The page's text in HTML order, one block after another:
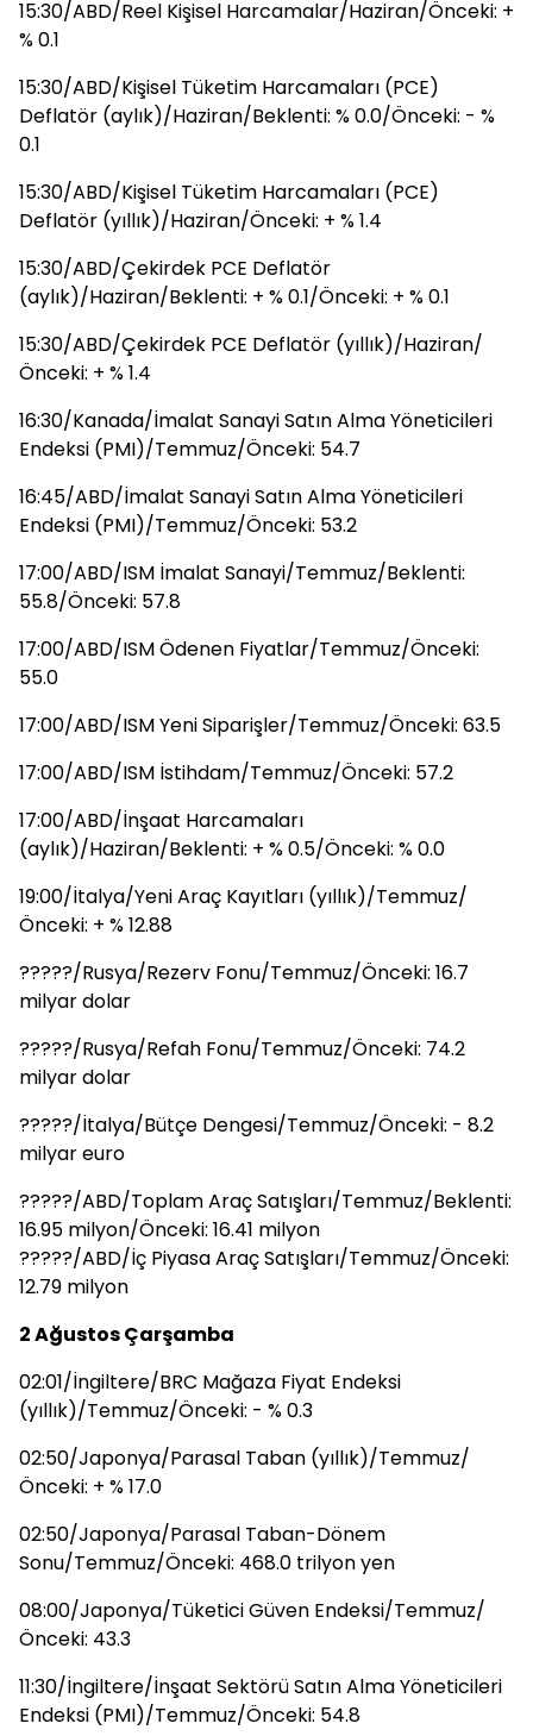
15:30/ABD/Reel Kişisel Harcamalar/Haziran/Önceki: +
% 0.1
15:30/ABD/Kişisel Tüketim Harcamaları (PCE)
Deflatör (aylık)/Haziran/Beklenti: % 0.0/Önceki: - %
0.1
15:30/ABD/Kişisel Tüketim Harcamaları (PCE)
Deflatör (yıllık)/Haziran/Önceki: + % 1.4
15:30/ABD/Çekirdek PCE Deflatör
(aylık)/Haziran/Beklenti: + % 0.1/Önceki: + % 0.1
15:30/ABD/Çekirdek PCE Deflatör (yıllık)/Haziran/
Önceki: + % 1.4
16:30/Kanada/İmalat Sanayi Satın Alma Yöneticileri
Endeksi (PMI)/Temmuz/Önceki: 54.7
16:45/ABD/İmalat Sanayi Satın Alma Yöneticileri
Endeksi (PMI)/Temmuz/Önceki: 53.2
17:00/ABD/ISM İmalat Sanayi/Temmuz/Beklenti:
55.8/Önceki: 57.8
17:00/ABD/ISM Ödenen Fiyatlar/Temmuz/Önceki:
55.0
17:00/ABD/ISM Yeni Siparişler/Temmuz/Önceki: 63.5
17:00/ABD/ISM İstihdam/Temmuz/Önceki: 57.2
17:00/ABD/İnşaat Harcamaları
(aylık)/Haziran/Beklenti: + % 0.5/Önceki: % 0.0
19:00/İtalya/Yeni Araç Kayıtları (yıllık)/Temmuz/
Önceki: + % 12.88
?????/Rusya/Rezerv Fonu/Temmuz/Önceki: 16.7
milyar dolar
?????/Rusya/Refah Fonu/Temmuz/Önceki: 74.2
milyar dolar
?????/İtalya/Bütçe Dengesi/Temmuz/Önceki: - 8.2
milyar euro
?????/ABD/Toplam Araç Satışları/Temmuz/Beklenti:
16.95 milyon/Önceki: 16.41 milyon
?????/ABD/İç Piyasa Araç Satışları/Temmuz/Önceki:
12.79 milyon
2 Ağustos Çarşamba
02:01/İngiltere/BRC Mağaza Fiyat Endeksi
(yıllık)/Temmuz/Önceki: - % 0.3
02:50/Japonya/Parasal Taban (yıllık)/Temmuz/
Önceki: + % 17.0
02:50/Japonya/Parasal Taban-Dönem
Sonu/Temmuz/Önceki: 468.0 trilyon yen
08:00/Japonya/Tüketici Güven Endeksi/Temmuz/
Önceki: 43.3
11:30/İngiltere/İnşaat Sektörü Satın Alma Yöneticileri
Endeksi (PMI)/Temmuz/Önceki: 54.8